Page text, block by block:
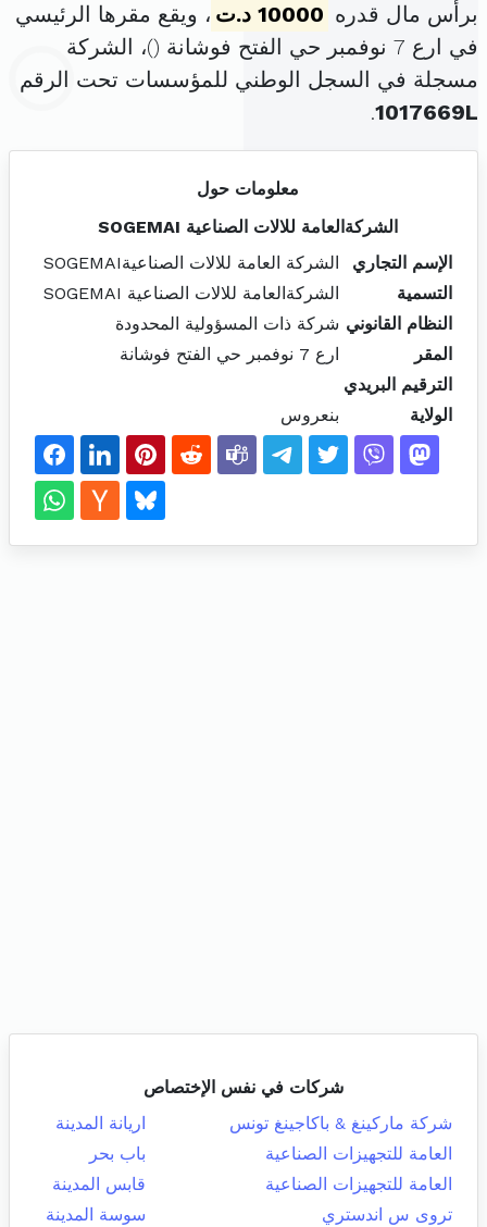
برأس مال قدره 10000 د.ت
، ويقع مقرها الرئيسي
في ارع 7 نوفمبر حي الفتح فوشانة (
)، الشركة
مسجلة في السجل الوطني للمؤسسات تحت الرقم
1017669L
.
معلومات حول
الشركةالعامة للالات الصناعية SOGEMAI
الإسم التجاري
الشركة العامة للالات الصناعيةSOGEMAI
التسمية
الشركةالعامة للالات الصناعية SOGEMAI
النظام القانوني شركة ذات المسؤولية المحدودة
المقر
ارع 7 نوفمبر حي الفتح فوشانة
الترقيم البريدي
الولاية
بنعروس
شركات في نفس الإختصاص
شركة ماركينغ & باكاجينغ تونس
اريانة المدينة
العامة للتجهيزات الصناعية
باب بحر
العامة للتجهيزات الصناعية
قابس المدينة
تروى س اندستري
سوسة المدينة